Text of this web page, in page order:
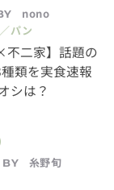
nono
パン
不二家】話題の
類を実食速報
シは？
BY
糸野旬